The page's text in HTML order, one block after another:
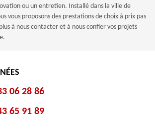
ou un entretien. Installé dans la ville de
vous proposons des prestations de choix à prix pas
à nous contacter et à nous confier vos projets
06 28 86
65 91 89